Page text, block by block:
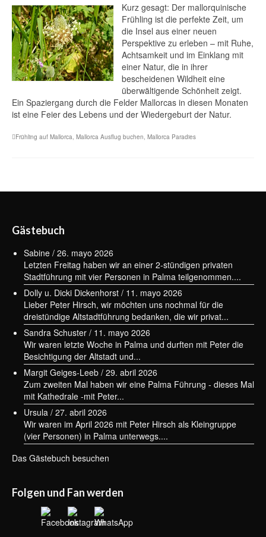
Kurz gesagt: Der mallorquinische
Frühling ist die perfekte Zeit, um
die Insel aus einer neuen
Perspektive zu erleben – mit Ruhe,
Achtsamkeit und im Einklang mit
einer Natur, die in ihrer
bescheidenen Wildheit eine
überwältigende Schönheit zeigt.
Ein Spaziergang durch die Felder Mallorcas in diesen Monaten
ist eine Feier des Lebens und der Wiedergeburt der Natur.
Frühling auf Mallorca Mallorca Ausflug buchen Mallorca Paradies
Gästebuch
Sabine / 26. mayo 2026
Letzten Freitag haben wir an einer 2-stündigen privaten
Stadtführung mit vier Personen in Palma teilgenommen....
Dolly u. Dicki Dickenhorst / 11. mayo 2026
Lieber Peter Hirsch, wir möchten uns nochmal für die
dreistündige Altstadtführung bedanken, die wir privat...
Sandra Schuster / 11. mayo 2026
Wir waren letzte Woche in Palma und durften mit Peter die
Besichtigung der Altstadt und...
Margit Geiges-Leeb / 29. abril 2026
Zum zweiten Mal haben wir eine Palma Führung - dieses Mal
mit Kathedrale -mit Peter...
Ursula / 27. abril 2026
Wir waren im April 2026 mit Peter Hirsch als Kleingruppe
(vier Personen) in Palma unterwegs....
Das Gästebuch besuchen
Folgen und Fan werden